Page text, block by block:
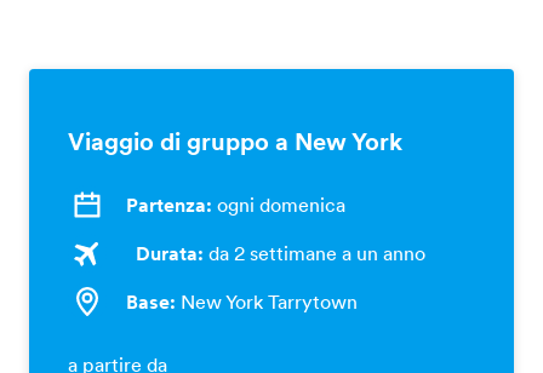
Viaggio di gruppo a New York
Partenza: ogni domenica
Durata: da 2 settimane a un anno
Base: New York Tarrytown
a partire da